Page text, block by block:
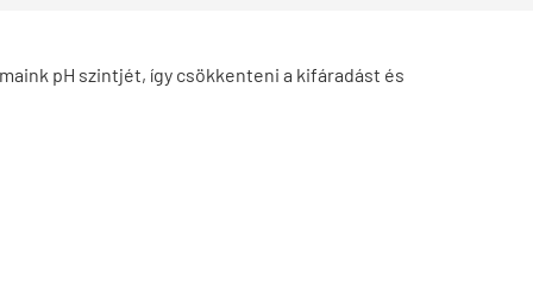
pH szintjét, így csökkenteni a kifáradást és